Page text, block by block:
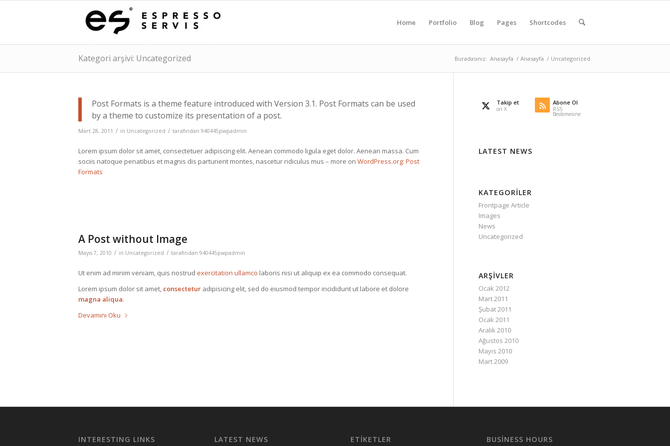
Home Portfolio Blog Pages Shortcodes
Kategori arşivi: Uncategorized Buradasınız: Anasayfa / Anasayfa / Uncategorized
Post Formats is a theme feature introduced with Version 3.1. Post Formats can be used
by a theme to customize its presentation of a post.
Mart 28, 2011 / in Uncategorized / tarafından 940445pwpadmin
Lorem ipsum dolor sit amet, consectetuer adipiscing elit. Aenean commodo ligula eget dolor. Aenean massa. Cum
sociis natoque penatibus et magnis dis parturient montes, nascetur ridiculus mus – more on WordPress.org: Post
Formats
A Post without Image
Mayıs 7, 2010 / in Uncategorized / tarafından 940445pwpadmin
Ut enim ad minim veniam, quis nostrud exercitation ullamco laboris nisi ut aliquip ex ea commodo consequat.
Lorem ipsum dolor sit amet, consectetur adipisicing elit, sed do eiusmod tempor incididunt ut labore et dolore
magna aliqua.
Devamını Oku
Takip et
on X
Abone Ol
RSS
Beslemesine
LATEST NEWS
KATEGORILER
Frontpage Article
Images
News
Uncategorized
ARŞIVLER
Ocak 2012
Mart 2011
Şubat 2011
Ocak 2011
Aralık 2010
Ağustos 2010
Mayıs 2010
Mart 2009
INTERESTING LINKS LATEST NEWS ETIKETLER BUSINESS HOURS